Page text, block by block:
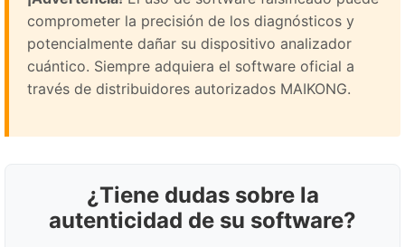
comprometer la precisión de los diagnósticos y
potencialmente dañar su dispositivo analizador
cuántico. Siempre adquiera el software oficial a
través de distribuidores autorizados MAIKONG.
¿Tiene dudas sobre la
autenticidad de su software?